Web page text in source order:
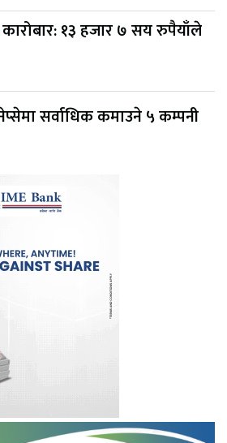
कारोबार: १३ हजार ७ सय रुपैयाँले
सर्वाधिक कमाउने ५ कम्पनी